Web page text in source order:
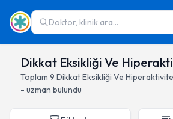
Doktor, klinik ara...
Dikkat Eksikliği Ve
Toplam 9 Dikkat Eksikliği Ve Hiperaktivite
- uzman bulundu